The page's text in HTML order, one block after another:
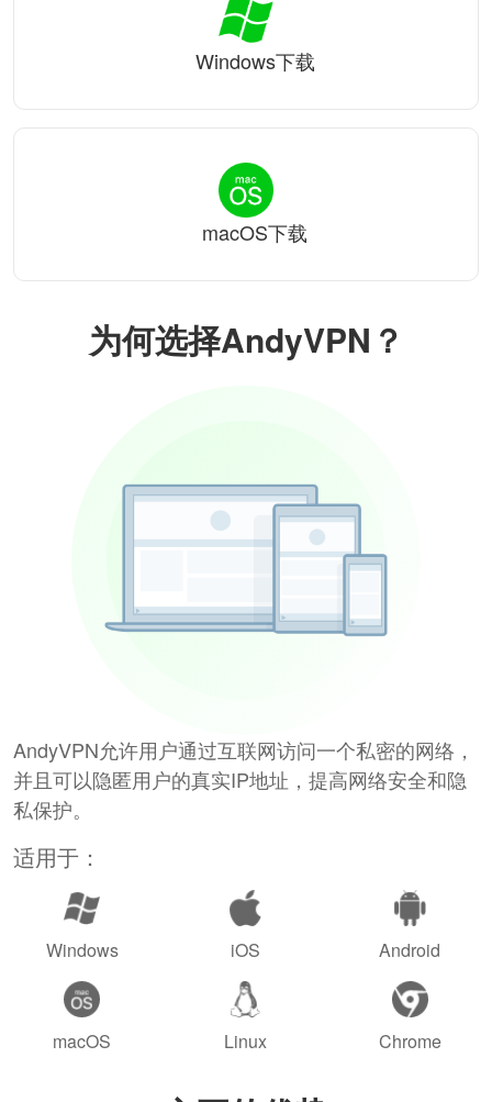
为何选择AndyVPN？
AndyVPN允许用户通过互联网访问一个私密的网络，
并且可以隐匿用户的真实IP地址，提高网络安全和隐
私保护。
适用于：
Windows iOS Android
macOS Linux Chrome
Windows下载
macOS下载